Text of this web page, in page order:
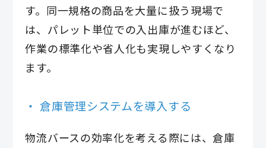
す。同一規格の商品を大量に扱う現場で
は、パレット単位での入出庫が進むほど、
作業の標準化や省人化も実現しやすくなり
ます。
倉庫管理システムを導入する
物流バースの効率化を考える際には、倉庫